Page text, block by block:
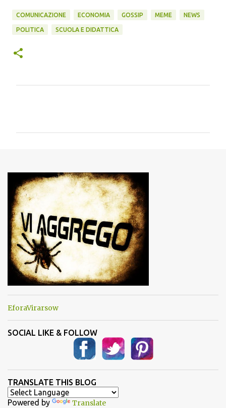
COMUNICAZIONE ECONOMIA GOSSIP MEME NEWS
POLITICA SCUOLA E DIDATTICA
n
t
i
EforaVirarsow
SOCIAL LIKE & FOLLOW
TRANSLATE THIS BLOG
Powered by Translate